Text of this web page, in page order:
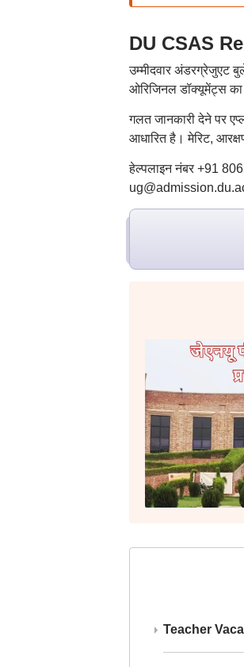
DU CSAS
उम्मीदवार अंडरग्रेजुएट
ओरिजिनल डॉक्यूमेंट्स का
गलत जानकारी देने पर
आधारित है। मेरिट,
हेल्पलाइन नंबर +91
Teacher